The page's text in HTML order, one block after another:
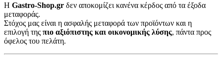
Η Gastro-Shop.gr δεν αποκομίζει κανένα κέρδος από τα έξοδα
μεταφοράς.
Στόχος μας είναι η ασφαλής μεταφορά των προϊόντων και η
επιλογή της πιο αξιόπιστης και οικονομικής λύσης, πάντα προς
όφελος του πελάτη.